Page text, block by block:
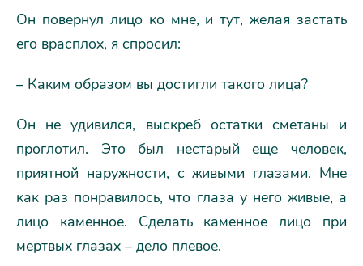
Он повернул лицо ко мне, и тут, желая застать
его врасплох, я спросил:
– Каким образом вы достигли такого лица?
Он не удивился, выскреб остатки сметаны и
проглотил. Это был нестарый еще человек,
приятной наружности, с живыми глазами. Мне
как раз понравилось, что глаза у него живые, а
лицо каменное. Сделать каменное лицо при
мертвых глазах – дело плевое.